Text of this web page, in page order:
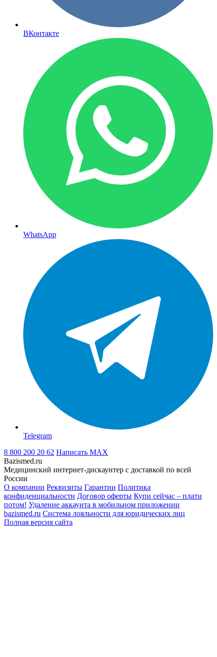
ВКонтакте
WhatsApp
Telegram
8 800 200 20 62 Написать MAX
Bazismed.ru
Медицинский интернет-дискаунтер с доставкой по всей
России
О компании Реквизиты Гарантии Политика
конфиденциальности Договор оферты Купи сейчас – плати
потом! Удаление аккаунта в мобильном приложении
bazismed.ru Система лояльности для юридических лиц
Полная версия сайта